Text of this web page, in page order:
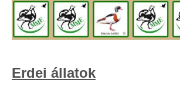
Erdei állatok